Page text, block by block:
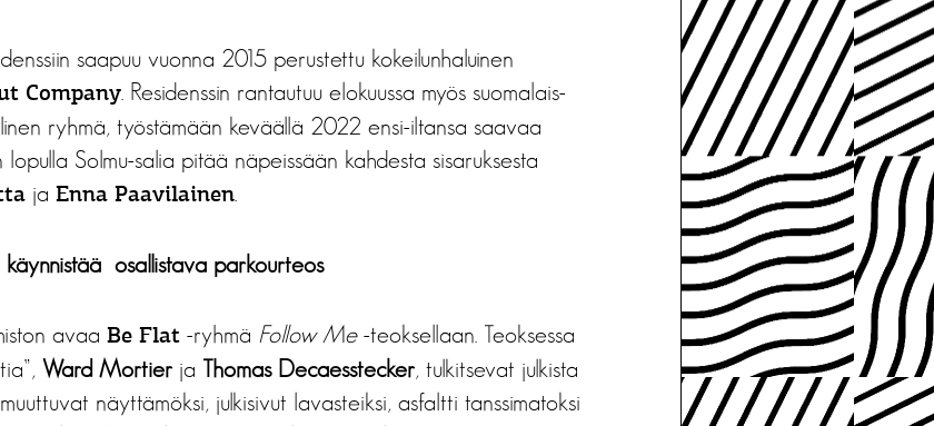
saapuu vuonna 2015 perustettu kokeilunhaluinen
Company . Residenssin rantautuu elokuussa myös suomalais-
ryhmä, työstämään keväällä 2022 ensi-iltansa saavaa
lopulla Solmu-salia pitää näpeissään kahdesta sisaruksesta
ja Enna Paavilainen
käynnistää osallistava parkourteos
avaa Be Flat -ryhmä Follow Me-teoksellaan. Teoksessa
Ward Mortier ja Thomas Decaesstecker, tulkitsevat julkista
näyttämöksi, julkisivut lavasteiksi, asfaltti tanssimatoksi